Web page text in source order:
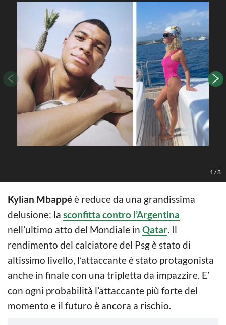
1 /8
Kylian Mbappéè reduce da una grandissima
delusione: la sconfitta contro l’Argentina
nell’ultimo atto del Mondiale in Qatar. Il
rendimento del calciatore del Psg è stato di
altissimo livello, l’attaccante è stato protagonista
anche in finale con una tripletta da impazzire. E’
con ogni probabilità l’attaccante più forte del
momento e il futuro è ancora a rischio.